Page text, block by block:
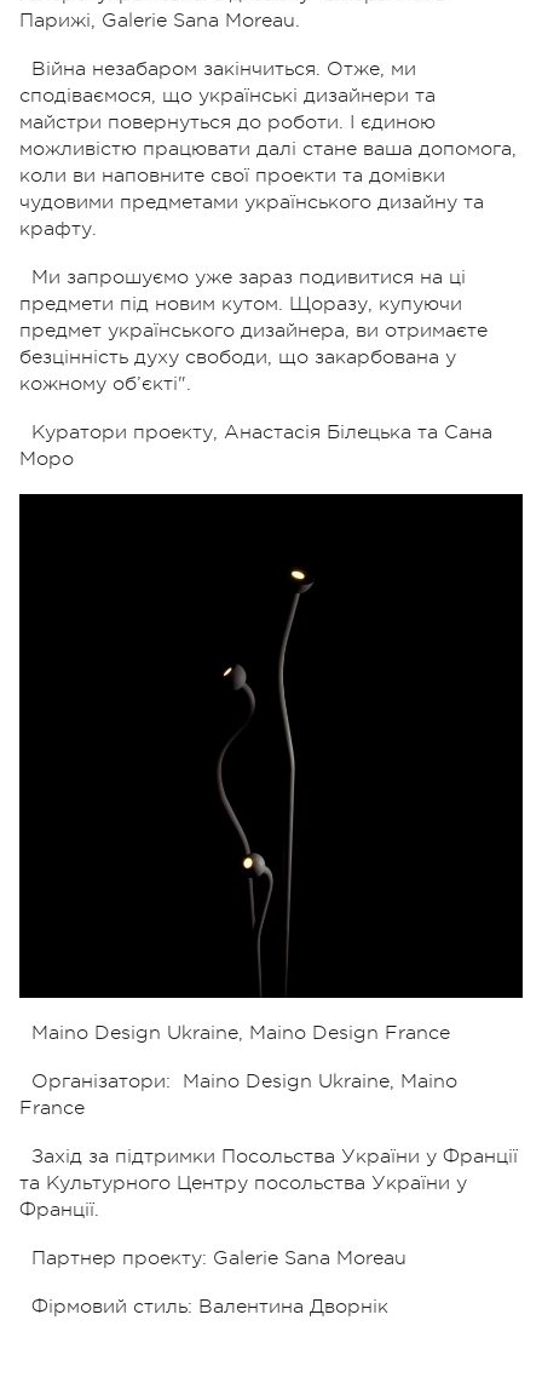
Парижі, Galerie Sana Moreau.
Війна незабаром закінчиться. Отже, ми
сподіваємося, що українські дизайнери та
майстри повернуться до роботи. І єдиною
можливістю працювати далі стане ваша допомога,
коли ви наповните свої проекти та домівки
чудовими предметами українського дизайну та
крафту.
Ми запрошуємо уже зараз подивитися на ці
предмети під новим кутом. Щоразу, купуючи
предмет українського дизайнера, ви отримаєте
безцінність духу свободи, що закарбована у
кожному об’єкті".
Куратори проекту, Анастасія Білецька та Сана
Моро
Maino Design Ukraine, Maino Design France
Організатори:
Maino Design Ukraine, Maino
France
Захід за підтримки Посольства України у Франції
та Культурного Центру посольства України у
Франції.
Партнер проекту: Galerie Sana Moreau
Фірмовий стиль: Валентина Дворнік